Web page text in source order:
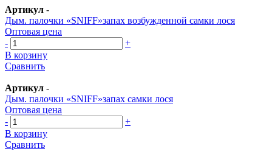
Артикул -
Дым. палочки «SNIFF»запах возбужденной самки лося
Оптовая цена
-
+
В корзину
Сравнить
Артикул -
Дым. палочки «SNIFF»запах самки лося
Оптовая цена
-
+
В корзину
Сравнить